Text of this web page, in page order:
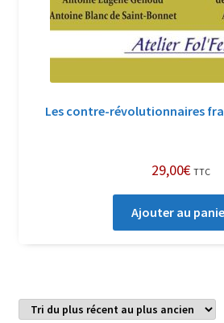
Les contre-révolutionnaires
29,00€ TTC
Ajouter au